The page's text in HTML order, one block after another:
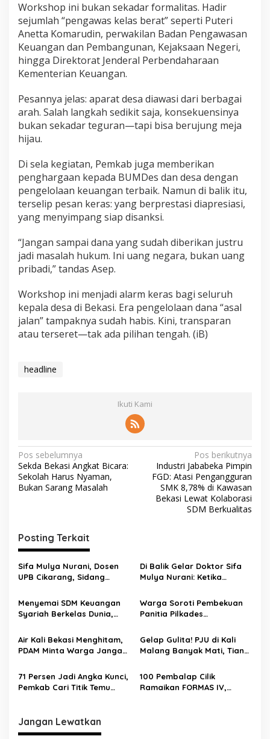
Workshop ini bukan sekadar formalitas. Hadir
sejumlah “pengawas kelas berat” seperti Puteri
Anetta Komarudin, perwakilan Badan Pengawasan
Keuangan dan Pembangunan, Kejaksaan Negeri,
hingga Direktorat Jenderal Perbendaharaan
Kementerian Keuangan.
Pesannya jelas: aparat desa diawasi dari berbagai
arah. Salah langkah sedikit saja, konsekuensinya
bukan sekadar teguran—tapi bisa berujung meja
hijau.
Di sela kegiatan, Pemkab juga memberikan
penghargaan kepada BUMDes dan desa dengan
pengelolaan keuangan terbaik. Namun di balik itu,
terselip pesan keras: yang berprestasi diapresiasi,
yang menyimpang siap disanksi.
“Jangan sampai dana yang sudah diberikan justru
jadi masalah hukum. Ini uang negara, bukan uang
pribadi,” tandas Asep.
Workshop ini menjadi alarm keras bagi seluruh
kepala desa di Bekasi. Era pengelolaan dana “asal
jalan” tampaknya sudah habis. Kini, transparan
atau terseret—tak ada pilihan tengah. (iB)
headline
Ikuti Kami
Pos sebelumnya
Sekda Bekasi Angkat Bicara:
Sekolah Harus Nyaman,
Bukan Sarang Masalah
Pos berikutnya
Industri Jababeka Pimpin
FGD: Atasi Pengangguran
SMK 8,78% di Kawasan
Bekasi Lewat Kolaborasi
SDM Berkualitas
Posting Terkait
Sifa Mulya Nurani, Dosen
UPB Cikarang, Sidang
dipimpin Prof. Dr. H. Aden
Rosadi Dosen UIN SGD asal
Bekasi
Di Balik Gelar Doktor Sifa
Mulya Nurani: Ketika
Menyelamatkan Masa
Depan Anak Indonesia
Menyemai SDM Keuangan
Syariah Berkelas Dunia,
Akreditasi Unggul
Warga Soroti Pembekuan
Panitia Pilkades
Intervensi
Air Kali Bekasi Menghitam,
PDAM Minta Warga Jangan
Gelap Gulita! PJU di Kali
Malang Banyak Mati, Tiang
Waswas
71 Persen Jadi Angka Kunci,
Pemkab Cari Titik Temu
100 Pembalap Cilik
Ramaikan FORMAS IV,
Jangan Lewatkan